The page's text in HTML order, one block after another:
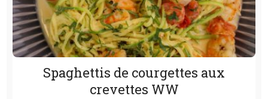
Spaghettis de courgettes aux
crevettes WW